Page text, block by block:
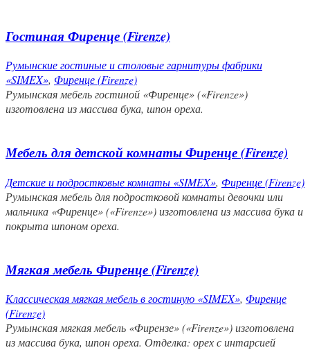
Гостиная Фиренце (Firenze)
Румынские гостиные и столовые гарнитуры фабрики
«SIMEX», Фиренце (Firenze)
Румынская мебель гостиной «Фиренце» («Firenze»)
изготовлена из массива бука, шпон ореха.
Мебель для детской комнаты Фиренце (Firenze)
Детские и подростковые комнаты «SIMEX», Фиренце (Firenze)
Румынская мебель для подростковой комнаты девочки или
мальчика «Фиренце» («Firenze») изготовлена из массива бука и
покрыта шпоном ореха.
Мягкая мебель Фиренце (Firenze)
Классическая мягкая мебель в гостиную «SIMEX», Фиренце
(Firenze)
Румынская мягкая мебель «Фирензе» («Firenze») изготовлена
из массива бука, шпон ореха. Отделка: орех с интарсией